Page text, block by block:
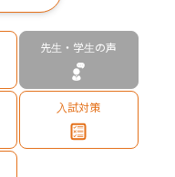
先生・学生の声
入試対策